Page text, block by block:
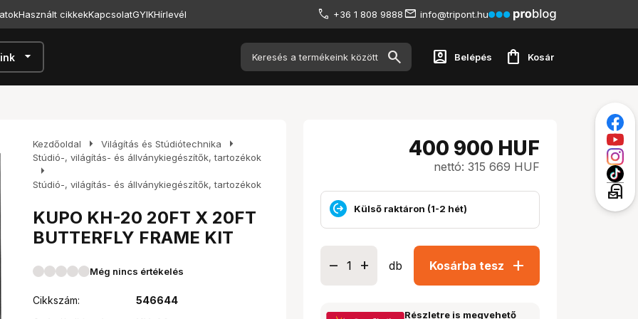
Használt cikkekKapcsolatGYIKHírlevél +36 1 808 9888 info@tripont.hu
arrow_drop_down account_box Belépés shopping_bag Kosár
Kezdőoldal arrow_right Világítás és Stúdiótechnika arrow_right
Stúdió-, világítás- és állványkiegészítők, tartozékok
arrow_right
Stúdió-, világítás- és állványkiegészítők, tartozékok
KUPO KH-20 20FT X 20FT
BUTTERFLY FRAME KIT
Még nincs értékelés
Cikkszám:
546644
400 900 HUF
nettó: 315 669 HUF
Külső raktáron (1-2 hét)
db Kosárba tesz add
Részletre is megvehető
local_post_office